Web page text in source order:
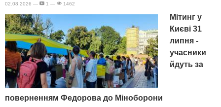
02.08.2026 — 1 — 1462
Мітинг у
Києві 31
липня -
учасники
йдуть за
поверненням Федорова до Міноборони